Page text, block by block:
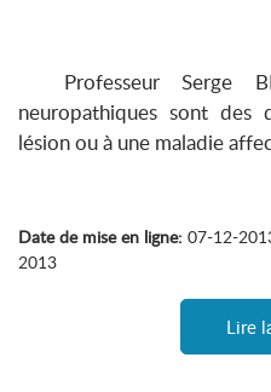
Professeur Serge
neuropathiques sont des
lésion ou à une maladie
Date de mise en ligne: 07-12-
2013
Lire